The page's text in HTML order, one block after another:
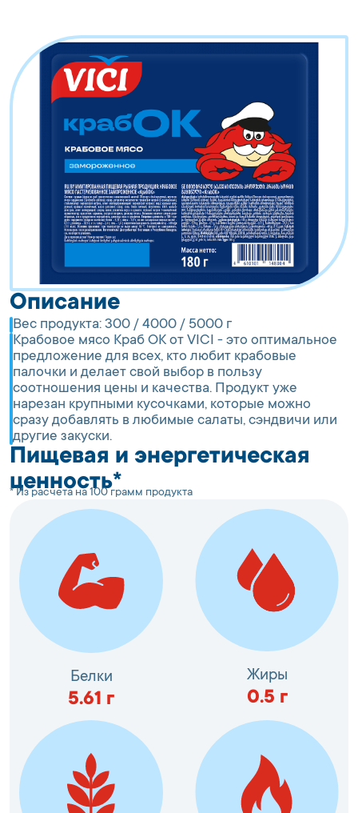
Описание
Вес продукта: 300 / 4000 / 5000 г
Крабовое мясо Краб ОК от VICI - это оптимальное
предложение для всех, кто любит крабовые
палочки и делает свой выбор в пользу
соотношения цены и качества. Продукт уже
нарезан крупными кусочками, которые можно
сразу добавлять в любимые салаты, сэндвичи или
другие закуски.
Пищевая и энергетическая
ценность*
* Из расчета на 100 грамм продукта
Белки
5.61 г
Жиры
0.5 г